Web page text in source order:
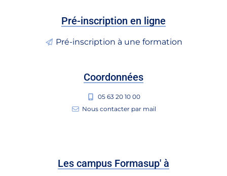
Pré-inscription en ligne
Pré-inscription à une formation
Coordonnées
05 63 20 10 00
Nous contacter par mail
Les campus Formasup' à